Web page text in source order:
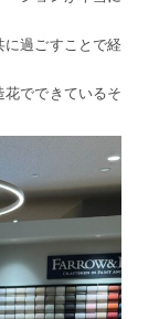
過ごすことで経
でできているそ